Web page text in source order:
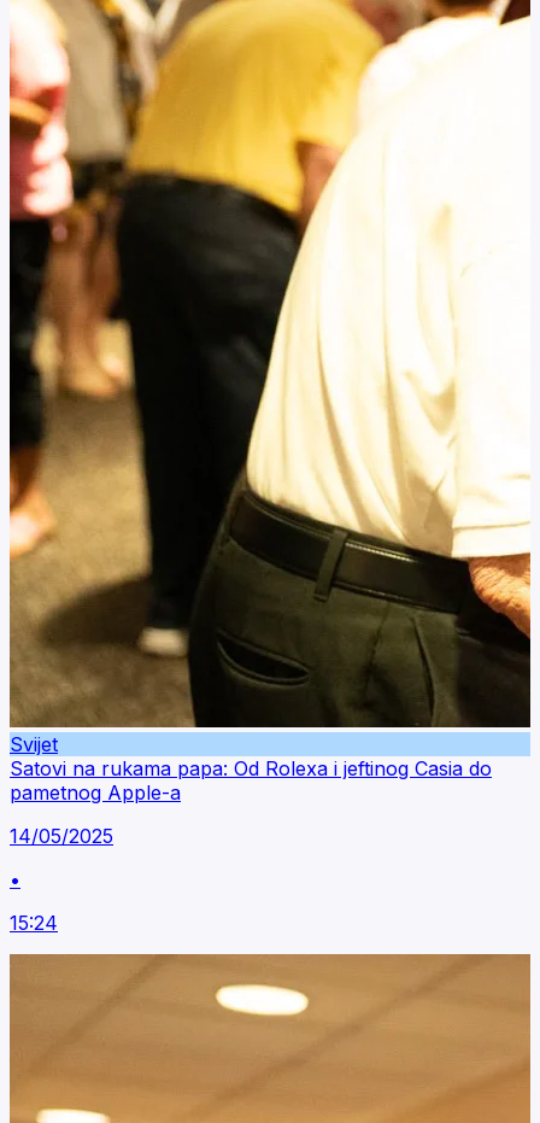
Svijet
Satovi na rukama papa: Od Rolexa i jeftinog Casia do
pametnog Apple-a
14/05/2025
•
15:24